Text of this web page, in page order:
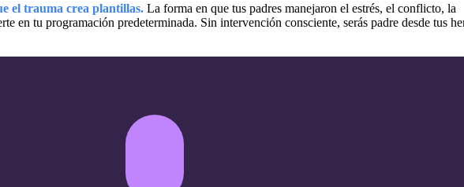
el trauma crea plantillas. La forma en que tus padres manejaron el estrés, el conflicto, la
en tu programación predeterminada. Sin intervención consciente, serás padre desde tus